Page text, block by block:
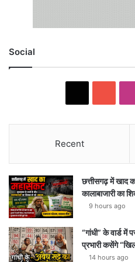
Social
Recent
छत्तीसगढ़ में खाद
कालाबाजारी का
9 hours ago
“गांधी” के वार्ड
प्रभारी कसेंगे
14 hours ago